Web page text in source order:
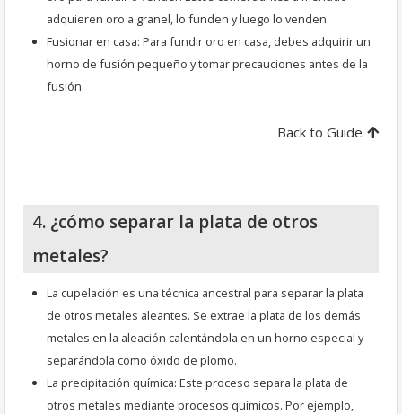
adquieren oro a granel, lo funden y luego lo venden.
Fusionar en casa: Para fundir oro en casa, debes adquirir un
horno de fusión pequeño y tomar precauciones antes de la
fusión.
Back to Guide
4. ¿cómo separar la plata de otros
metales?
La cupelación es una técnica ancestral para separar la plata
de otros metales aleantes. Se extrae la plata de los demás
metales en la aleación calentándola en un horno especial y
separándola como óxido de plomo.
La precipitación química: Este proceso separa la plata de
otros metales mediante procesos químicos. Por ejemplo,